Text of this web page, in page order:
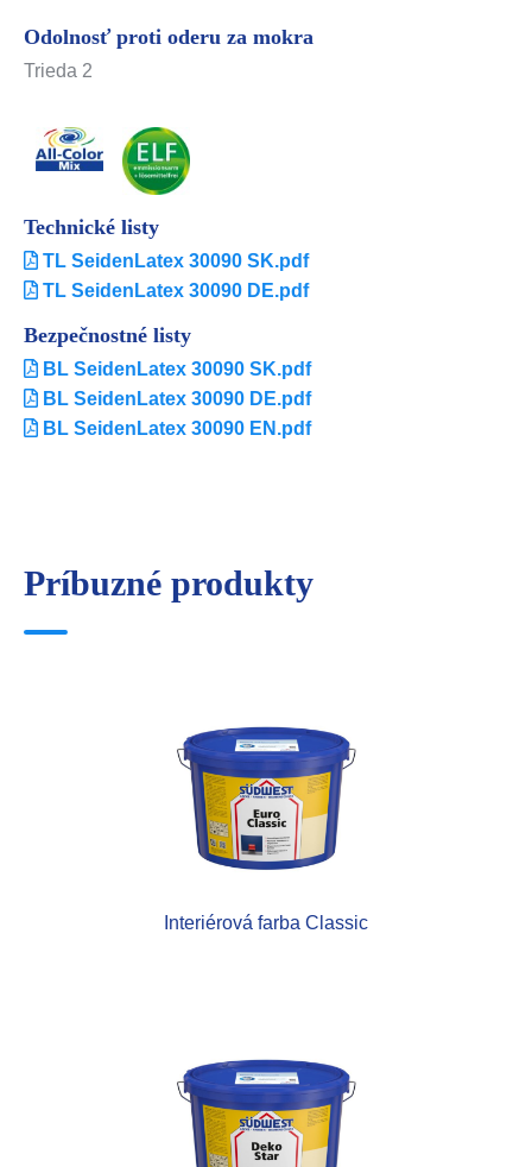
Odolnosť proti oderu za mokra
Trieda 2
Technické listy
TL SeidenLatex 30090 SK.pdf
TL SeidenLatex 30090 DE.pdf
Bezpečnostné listy
BL SeidenLatex 30090 SK.pdf
BL SeidenLatex 30090 DE.pdf
BL SeidenLatex 30090 EN.pdf
Príbuzné produkty
Interiérová farba Classic